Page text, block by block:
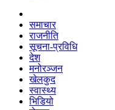
समाचार
राजनीति
सूचना-प्रविधि
देश
मनोरञ्जन
खेलकुद
स्वास्थ्य
भिडियो